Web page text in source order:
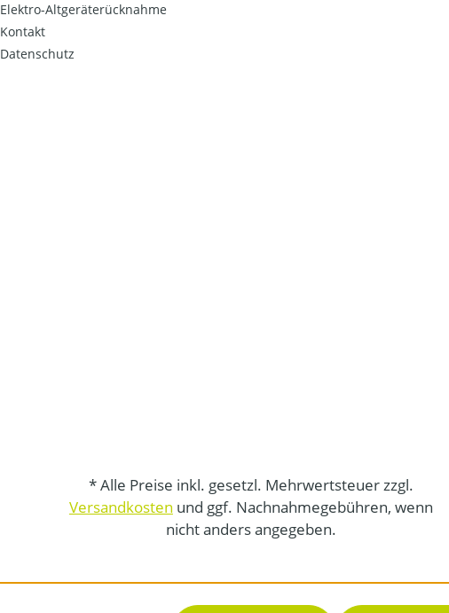
Elektro-Altgeräterücknahme
Kontakt
Datenschutz
* Alle Preise inkl. gesetzl. Mehrwertsteuer zzgl.
Versandkosten und ggf. Nachnahmegebühren, wenn
nicht anders angegeben.